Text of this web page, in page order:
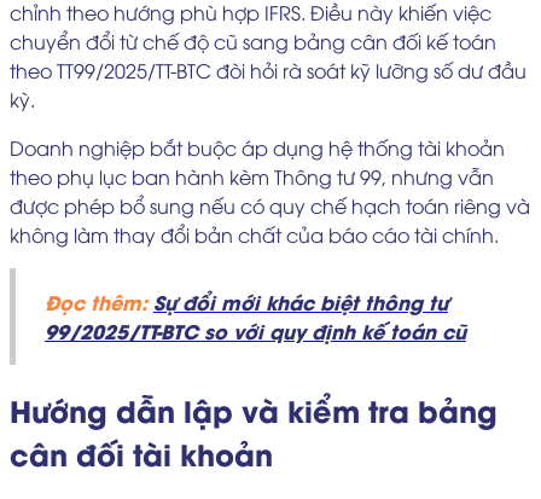
chỉnh theo hướng phù hợp IFRS. Điều này khiến việc
chuyển đổi từ chế độ cũ sang bảng cân đối kế toán
theo TT99/2025/TT-BTC đòi hỏi rà soát kỹ lưỡng số dư đầu
kỳ.
Doanh nghiệp bắt buộc áp dụng hệ thống tài khoản
theo phụ lục ban hành kèm Thông tư 99, nhưng vẫn
được phép bổ sung nếu có quy chế hạch toán riêng và
không làm thay đổi bản chất của báo cáo tài chính.
Đọc thêm: Sự đổi mới khác biệt thông tư
99/2025/TT-BTC so với quy định kế toán cũ
Hướng dẫn lập và kiểm tra bảng
cân đối tài khoản